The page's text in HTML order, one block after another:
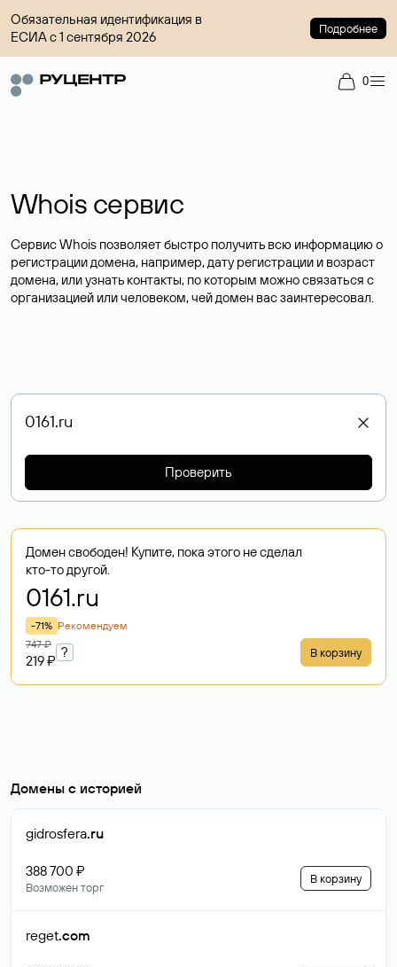
Обязательная идентификация в
ЕСИА с 1 сентября 2026
Подробнее
0
Whois сервис
Сервис Whois позволяет быстро получить всю информацию о
регистрации домена, например, дату регистрации и возраст
домена, или узнать контакты, по которым можно связаться с
организацией или человеком, чей домен вас заинтересовал.
Проверить
Домен свободен! Купите, пока этого не сделал
кто-то другой.
0161.ru
-71% Рекомендуем
747 ₽
219 ₽
? В корзину
Домены с историей
gidrosfera.ru
388 700 ₽
Возможен торг
В корзину
reget.com